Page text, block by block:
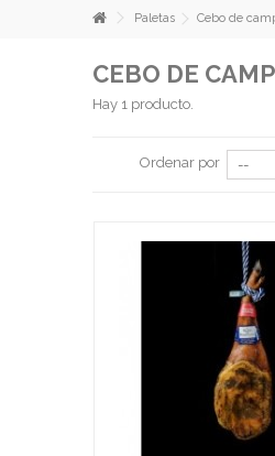
Paletas Cebo de
CEBO DE
Hay 1 producto.
Ordenar por --